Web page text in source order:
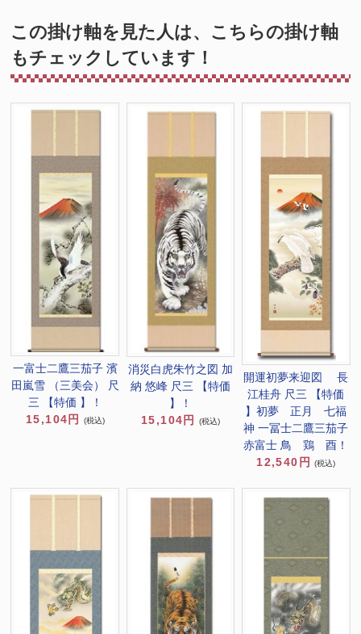
この掛け軸を見た人は、こちらの掛け軸
もチェックしています！
一富士二鷹三茄子 濱
田嵐雪 （三美会） 尺
三 【特価 】！
15,104円
(税込)
消災白虎朱竹之図 加
納 悠峰 尺三 【特価
】！
15,104円
(税込)
開運初夢来迎図 長
江桂舟 尺三 【特価
】初夢 正月 七福
神 一冨士二鷹三茄子
赤富士 鳥 鶏 酉！
12,540円
(税込)